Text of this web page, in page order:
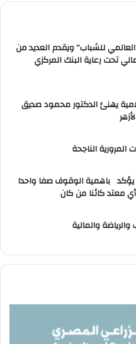
للشباب” ويقدم العديد من
تحت رعاية البنك المركزي
يهنئ الدكتور محمود صديق
الناجحة
يؤكد باهمية الوقوف صفا واحدا
معتد كائنا من كان
والمالية